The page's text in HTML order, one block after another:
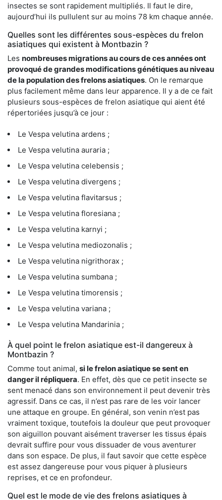
insectes se sont rapidement multipliés. Il faut le dire,
aujourd’hui ils pullulent sur au moins 78 km chaque année.
Quelles sont les différentes sous-espèces du frelon
asiatiques qui existent à Montbazin ?
Les nombreuses migrations au cours de ces années ont
provoqué de grandes modifications génétiques au niveau
de la population des frelons asiatiques. On le remarque
plus facilement même dans leur apparence. Il y a de ce fait
plusieurs sous-espèces de frelon asiatique qui aient été
répertoriées jusqu’à ce jour :
Le Vespa velutina ardens ;
Le Vespa velutina auraria ;
Le Vespa velutina celebensis ;
Le Vespa velutina divergens ;
Le Vespa velutina flavitarsus ;
Le Vespa velutina floresiana ;
Le Vespa velutina karnyi ;
Le Vespa velutina mediozonalis ;
Le Vespa velutina nigrithorax ;
Le Vespa velutina sumbana ;
Le Vespa velutina timorensis ;
Le Vespa velutina variana ;
Le Vespa velutina Mandarinia ;
À quel point le frelon asiatique est-il dangereux à
Montbazin ?
Comme tout animal, si le frelon asiatique se sent en
danger il répliquera. En effet, dès que ce petit insecte se
sent menacé dans son environnement il peut devenir très
agressif. Dans ce cas, il n’est pas rare de les voir lancer
une attaque en groupe. En général, son venin n’est pas
vraiment toxique, toutefois la douleur que peut provoquer
son aiguillon pouvant aisément traverser les tissus épais
devrait suffire pour vous dissuader de vous aventurer
dans son espace. De plus, il faut savoir que cette espèce
est assez dangereuse pour vous piquer à plusieurs
reprises, et ce en profondeur.
Quel est le mode de vie des frelons asiatiques à